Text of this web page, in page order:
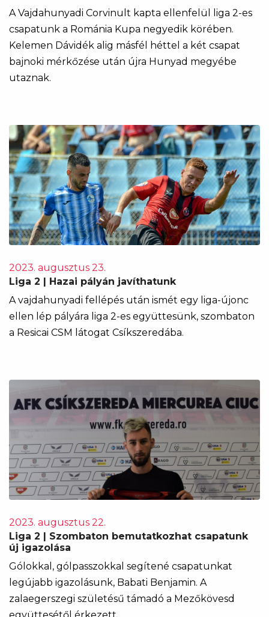
A Vajdahunyadi Corvinult kapta ellenfelül liga 2-es
csapatunk a Románia Kupa negyedik körében.
Kelemen Dávidék alig másfél héttel a két csapat
bajnoki mérkőzése után újra Hunyad megyébe
utaznak.
2023. augusztus 23.
Liga 2 | Hazai pályán javíthatunk
A vajdahunyadi fellépés után ismét egy liga-újonc
ellen lép pályára liga 2-es együttesünk, szombaton
a Resicai CSM látogat Csíkszeredába.
2023. augusztus 22.
Liga 2 | Szombaton bemutatkozhat csapatunk
új igazolása
Gólokkal, gólpasszokkal segítené csapatunkat
legújabb igazolásunk, Babati Benjamin. A
zalaegerszegi születésű támadó a Mezőkövesd